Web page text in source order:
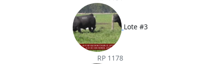
Lote #3
RP 1178